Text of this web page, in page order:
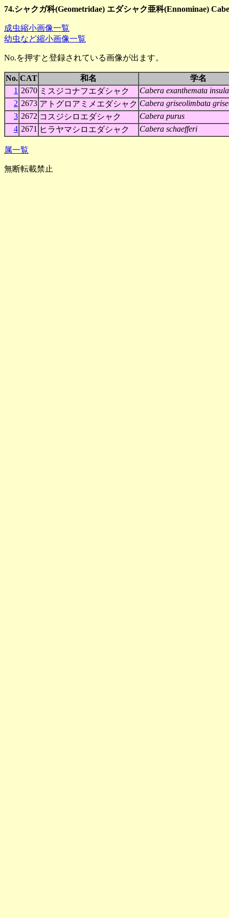
74.シャクガ科(Geometridae) エダシャク亜科(Ennominae)
成虫縮小画像一覧
幼虫など縮小画像一覧
No.を押すと登録されている画像が出ます。
No. CAT 和名
学名
1 2670 ミスジコナフエダシャク
Cabera exanthemata
2 2673 アトグロアミメエダシャク Cabera griseolimbata
3 2672 コスジシロエダシャク
Cabera purus
4 2671 ヒラヤマシロエダシャク Cabera schaefferi
属一覧
無断転載禁止